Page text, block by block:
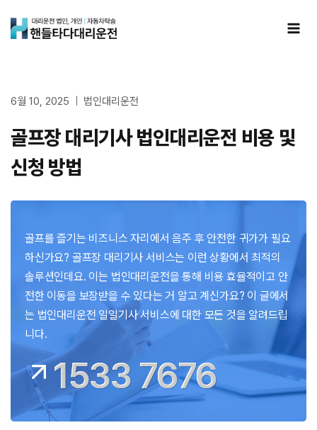
6월 10, 2025 법인대리운전
골프장 대리기사 법인대리운전 비용 및
신청 방법
골프를 즐기는 비즈니스 자리에서 음주 후 안전한 귀가가 필요
하신가요? 골프장 대리기사 서비스는 이런 상황에서 최적의
솔루션인데요. 이는 법인대리운전을 통해 비용 효율적이고 안
전한 이동을 보장받을 수 있다는 거 알고 계신가요? 이 글에서
는 법인대리운전 일일기사 서비스에 대한 모든 것을 알려드립
니다.
1533 7676